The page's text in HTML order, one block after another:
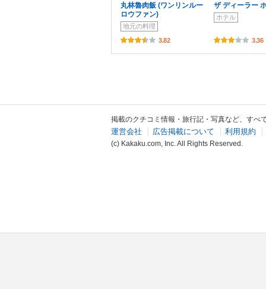
丸林魯肉飯 (ワンリンルー
ロウファン)
地元の料理
3.82
ザ ディーラー
ホテル
3.36
掲載のクチコミ情報・旅行記・写真など、すべ
運営会社 広告掲載について 利用規約
(c) Kakaku.com, Inc. All Rights Reserved.